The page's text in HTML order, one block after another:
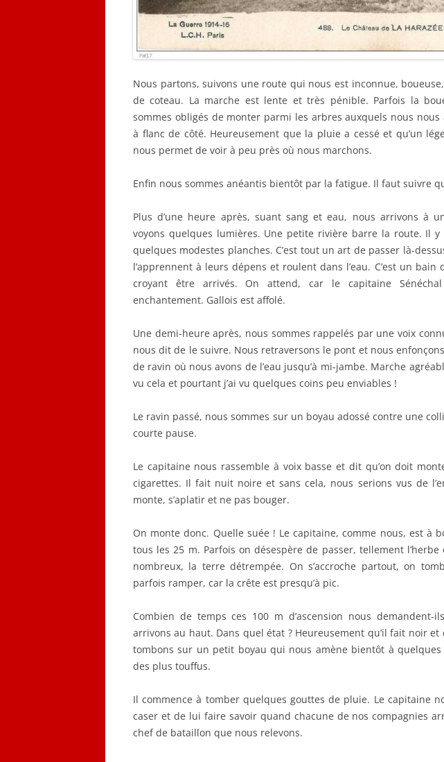
Nous partons, suivons une route qui nous est inconnue,
de coteau. La marche est lente et très pénible. Parfois la
sommes obligés de monter parmi les arbres auxquels nous
à flanc de côté. Heureusement que la pluie a cessé et qu’un
nous permet de voir à peu près où nous marchons.
Enfin nous sommes anéantis bientôt par la fatigue. Il faut suivre
Plus d’une heure après, suant sang et eau, nous arrivons à
voyons quelques lumières. Une petite rivière barre la route. Il
quelques modestes planches. C’est tout un art de passer là-
l’apprennent à leurs dépens et roulent dans l’eau. C’est un bain
croyant être arrivés. On attend, car le capitaine
enchantement. Gallois est affolé.
Une demi-heure après, nous sommes rappelés par une voix
nous dit de le suivre. Nous retraversons le pont et nous
de ravin où nous avons de l’eau jusqu’à mi-jambe. Marche
vu cela et pourtant j’ai vu quelques coins peu enviables !
Le ravin passé, nous sommes sur un boyau adossé contre une
courte pause.
Le capitaine nous rassemble à voix basse et dit qu’on doit
cigarettes. Il fait nuit noire et sans cela, nous serions vus de
monte, s’aplatir et ne pas bouger.
On monte donc. Quelle suée ! Le capitaine, comme nous, est à
tous les 25 m. Parfois on désespère de passer, tellement
nombreux, la terre détrempée. On s’accroche partout, on
parfois ramper, car la crête est presqu’à pic.
Combien de temps ces 100 m d’ascension nous demandent-
arrivons au haut. Dans quel état ? Heureusement qu’il fait noir et
tombons sur un petit boyau qui nous amène bientôt à
des plus touffus.
Il commence à tomber quelques gouttes de pluie. Le capitaine
caser et de lui faire savoir quand chacune de nos compagnies
chef de bataillon que nous relevons.